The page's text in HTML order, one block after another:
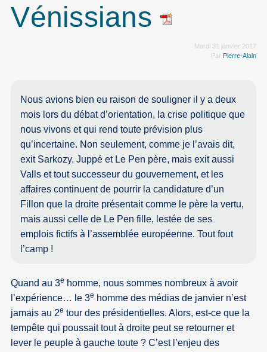
Vénissians
Mardi 31 janvier 2017
Par Pierre-Alain
Nous avions bien eu raison de souligner il y a deux
mois lors du débat d’orientation, la crise politique que
nous vivons et qui rend toute prévision plus
qu’incertaine. Non seulement, comme je l’avais dit,
exit Sarkozy, Juppé et Le Pen père, mais exit aussi
Valls et tout successeur du gouvernement, et les
affaires continuent de pourrir la candidature d’un
Fillon que la droite présentait comme le père la vertu,
mais aussi celle de Le Pen fille, lestée de ses
emplois fictifs à l’assemblée européenne. Tout fout
l’camp !
Quand au 3e homme, nous sommes nombreux à avoir
l’expérience… le 3e homme des médias de janvier n’est
jamais au 2e tour des présidentielles. Alors, est-ce que la
tempête qui poussait tout à droite peut se retourner et
lever le peuple à gauche toute ? C’est l’enjeu des